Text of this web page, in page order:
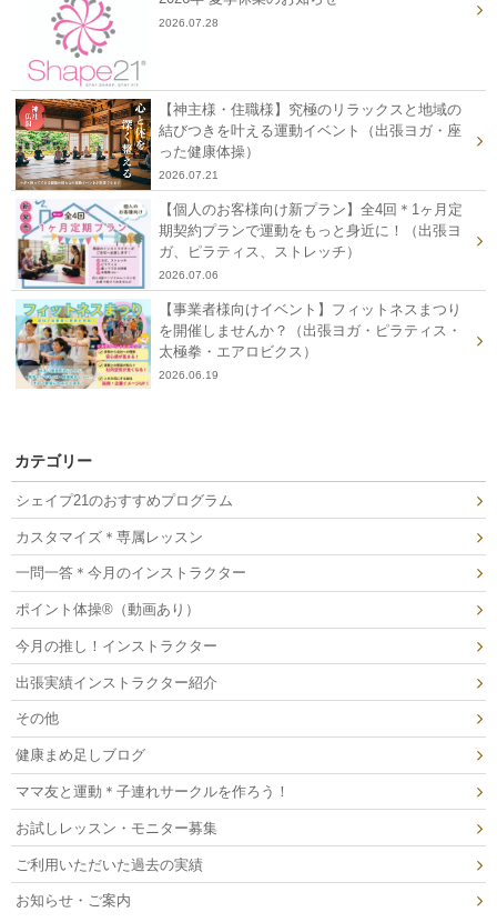
2026.07.28
【神主様・住職様】究極のリラックスと地域の
結びつきを叶える運動イベント（出張ヨガ・座
った健康体操）
2026.07.21
【個人のお客様向け新プラン】全4回＊1ヶ月定
期契約プランで運動をもっと身近に！（出張ヨ
ガ、ピラティス、ストレッチ）
2026.07.06
【事業者様向けイベント】フィットネスまつり
を開催しませんか？（出張ヨガ・ピラティス・
太極拳・エアロビクス）
2026.06.19
カテゴリー
シェイプ21のおすすめプログラム
カスタマイズ＊専属レッスン
一問一答＊今月のインストラクター
ポイント体操®（動画あり）
今月の推し！インストラクター
出張実績インストラクター紹介
その他
健康まめ足しブログ
ママ友と運動＊子連れサークルを作ろう！
お試しレッスン・モニター募集
ご利用いただいた過去の実績
お知らせ・ご案内